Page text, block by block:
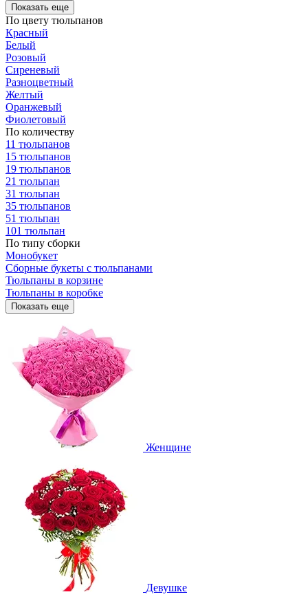
Показать еще
По цвету тюльпанов
Красный
Белый
Розовый
Сиреневый
Разноцветный
Желтый
Оранжевый
Фиолетовый
По количеству
11 тюльпанов
15 тюльпанов
19 тюльпанов
21 тюльпан
31 тюльпан
35 тюльпанов
51 тюльпан
101 тюльпан
По типу сборки
Монобукет
Сборные букеты с тюльпанами
Тюльпаны в корзине
Тюльпаны в коробке
Показать еще
Женщине
Девушке